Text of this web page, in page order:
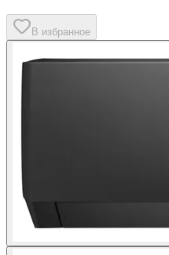
В избранное